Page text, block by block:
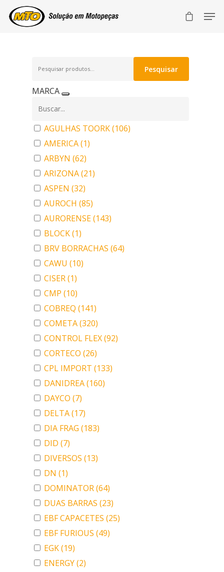
por:
Pesquisar
MARCA
AGULHAS TOORK(106)
AMERICA(1)
ARBYN (62)
ARIZONA(21)
ASPEN (32)
AUROCH (85)
AURORENSE(143)
BLOCK(1)
BRV BORRACHAS (64)
CAWU (10)
CISER(1)
CMP (10)
COBREQ (141)
COMETA(320)
CONTROL FLEX(92)
CORTECO (26)
CPL IMPORT (133)
DANIDREA(160)
DAYCO (7)
DELTA(17)
DIA FRAG (183)
DID (7)
DIVERSOS (13)
DN (1)
DOMINATOR(64)
DUAS BARRAS (23)
EBF CAPACETES (25)
EBF FURIOUS (49)
EGK(19)
ENERGY(2)